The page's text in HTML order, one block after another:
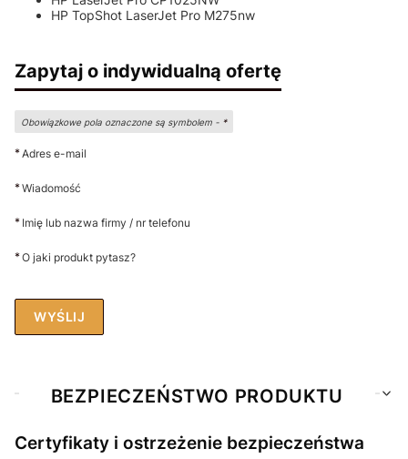
HP TopShot LaserJet Pro M275nw
Zapytaj o indywidualną ofertę
Obowiązkowe pola oznaczone są symbolem - *
*Adres e-mail
*Wiadomość
* Imię lub nazwa firmy / nr telefonu
*O jaki produkt pytasz?
WYŚLIJ
BEZPIECZEŃSTWO PRODUKTU
Certyfikaty i ostrzeżenie bezpieczeństwa